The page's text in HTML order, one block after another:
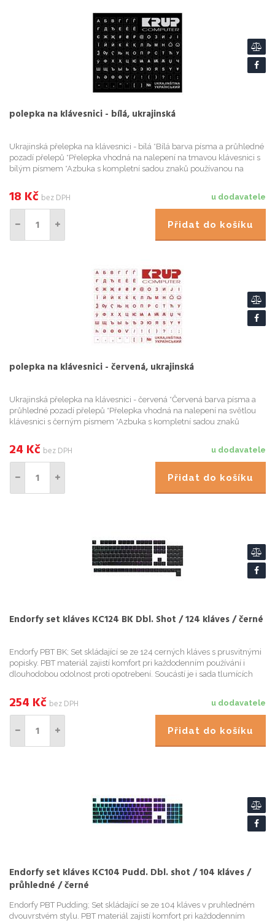
polepka na klávesnici - bílá, ukrajinská
Ukrajinská přelepka na klávesnici - bílá *Bílá barva písma a průhledné
pozadí přelepů *Přelepka vhodná na nalepení na tmavou klávesnici s
bílým písmem *Azbuka s kompletní sadou znaků používanou na
u dodavatele
18 Kč bez DPH
Přidat do košíku
polepka na klávesnici - červená, ukrajinská
Ukrajinská přelepka na klávesnici - červená *Červená barva písma a
průhledné pozadí přelepů *Přelepka vhodná na nalepení na světlou
klávesnici s černým písmem *Azbuka s kompletní sadou znaků
u dodavatele
24 Kč bez DPH
Přidat do košíku
Endorfy set kláves KC124 BK Dbl. Shot / 124 kláves / černé
Endorfy PBT BK; Set skládající se ze 124 cerných kláves s prusvitnými
popisky. PBT materiál zajistí komfort pri každodenním používání i
dlouhodobou odolnost proti opotrebení. Soucástí je i sada tlumících
u dodavatele
254 Kč bez DPH
Přidat do košíku
Endorfy set kláves KC104 Pudd. Dbl. shot / 104 kláves /
průhledné / černé
Endorfy PBT Pudding; Set skládající se ze 104 kláves v pruhledném
dvouvrstvém stylu. PBT materiál zajistí komfort pri každodenním